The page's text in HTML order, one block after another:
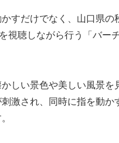
すだけでなく、山口県の
視聴しながら行う「バー
しい景色や美しい風景を
激され、同時に指を動か